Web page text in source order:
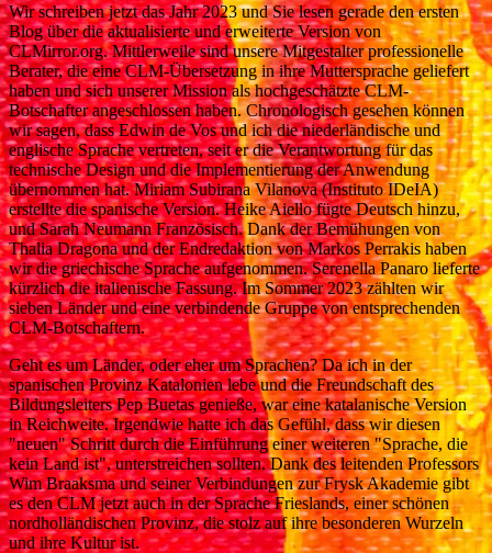
Wir schreiben jetzt das Jahr 2023 und Sie lesen gerade den ersten
Blog über die aktualisierte und erweiterte Version von
CLMirror.org. Mittlerweile sind unsere Mitgestalter professionelle
Berater, die eine CLM-Übersetzung in ihre Muttersprache geliefert
haben und sich unserer Mission als hochgeschätzte CLM-
Botschafter angeschlossen haben. Chronologisch gesehen können
wir sagen, dass Edwin de Vos und ich die niederländische und
englische Sprache vertreten, seit er die Verantwortung für das
technische Design und die Implementierung der Anwendung
übernommen hat. Miriam Subirana Vilanova (Instituto IDeIA)
erstellte die spanische Version. Heike Aiello fügte Deutsch hinzu,
und Sarah Neumann Französisch. Dank der Bemühungen von
Thalia Dragona und der Endredaktion von Markos Perrakis haben
wir die griechische Sprache aufgenommen. Serenella Panaro lieferte
kürzlich die italienische Fassung. Im Sommer 2023 zählten wir
sieben Länder und eine verbindende Gruppe von entsprechenden
CLM-Botschaftern.
Geht es um Länder, oder eher um Sprachen? Da ich in der
spanischen Provinz Katalonien lebe und die Freundschaft des
Bildungsleiters Pep Buetas genieße, war eine katalanische Version
in Reichweite. Irgendwie hatte ich das Gefühl, dass wir diesen
"neuen" Schritt durch die Einführung einer weiteren "Sprache, die
kein Land ist", unterstreichen sollten. Dank des leitenden Professors
Wim Braaksma und seiner Verbindungen zur Frysk Akademie gibt
es den CLM jetzt auch in der Sprache Frieslands, einer schönen
nordholländischen Provinz, die stolz auf ihre besonderen Wurzeln
und ihre Kultur ist.